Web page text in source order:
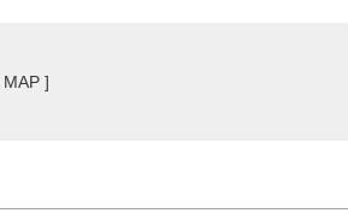
MAP ]